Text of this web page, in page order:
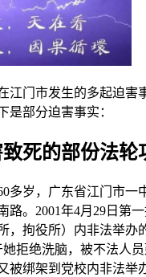
江门市发生的多起迫害
是部分迫害事实：
死的部份法轮
多岁，广东省江门市一
路。2001年4月29日第
，拘役所）内非法举办
拒绝洗脑，被不法人
被绑架到党校内非法举